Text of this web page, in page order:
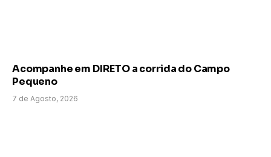
Acompanhe em DIRETO a corrida do Campo
Pequeno
7 de Agosto, 2026